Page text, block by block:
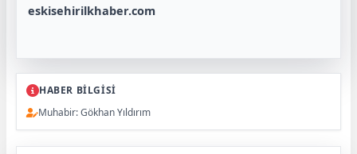
eskisehirilkhaber.com
HABER BİLGİSİ
Muhabir: Gökhan Yıldırım